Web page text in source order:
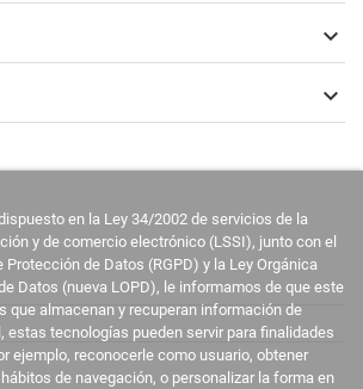


en la Ley 34/2002 de servicios de la
y de comercio electrónico (LSSI), junto con el
Protección de Datos (RGPD) y la Ley Orgánica
Datos (nueva LOPD), le informamos de que este
que almacenan y recuperan información de
estas tecnologías pueden servir para finalidades
ejemplo, reconocerle como usuario, obtener
de navegación, o personalizar la forma en